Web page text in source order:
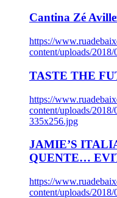
Cantina Zé
https://
content/uploads/
TASTE THE
https://
content/uploads/
335x256.jpg
JAMIE’S
QUENTE…
https://
content/uploads/